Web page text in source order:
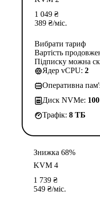
1 049 ₴
389 ₴/міс.
Вибрати тариф
Вартість
Підписку можна
Ядер vCPU: 2
Оперативна
Диск NVMe:
Трафік: 8 TБ
Знижка 68%
KVM 4
1 739 ₴
549 ₴/міс.